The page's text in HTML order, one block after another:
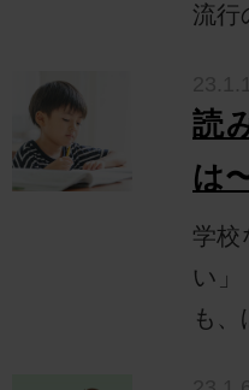
流
読
は
学校
い
も